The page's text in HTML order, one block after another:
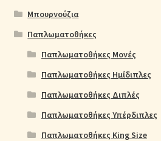
Μπουρνούζια
Παπλωματοθήκες
Παπλωματοθήκες Μονές
Παπλωματοθήκες Ημίδιπλες
Παπλωματοθήκες Διπλές
Παπλωματοθήκες Υπέρδιπλες
Παπλωματοθήκες King Size